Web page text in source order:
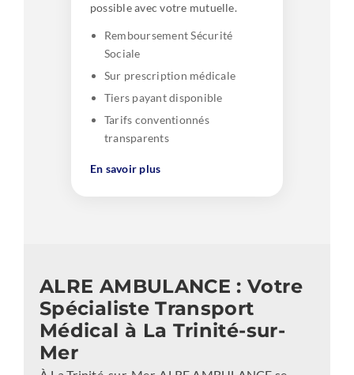
possible avec votre mutuelle.
Remboursement Sécurité
Sociale
Sur prescription médicale
Tiers payant disponible
Tarifs conventionnés
transparents
En savoir plus
ALRE AMBULANCE : Votre
Spécialiste Transport
Médical à La Trinité-sur-
Mer